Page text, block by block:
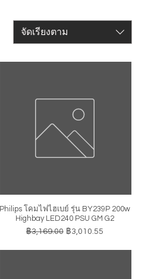
จัดเรียงตาม
ดูข้อมูลด่วน
Philips โคมไฟไฮเบย์ รุ่น BY239P 200w
Highbay LED240 PSU GM G2
ราคาปกติ
฿3,169.00 ราคาขายลด
฿3,010.55